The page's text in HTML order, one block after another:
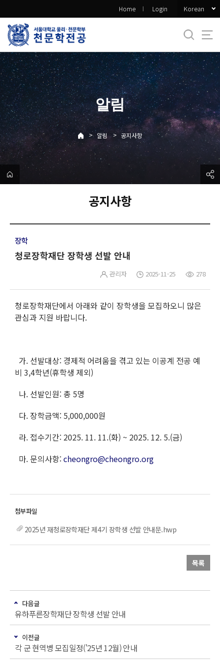
로
메
뉴
Home Login Korean
알림
> 알림 > 공지사항
공지사항
장학
청로장학재단 장학생 선발 안내
관리자 2025-11-25 278
청로장학재단에서 아래와 같이 장학생을 모집하오니 많은
관심과 지원 바랍니다.
가. 선발대상: 경제적 어려움을 겪고 있는 이공계 전공 예
비 3,4학년(휴학생 제외)
나. 선발인원: 총 5명
다. 장학금액: 5,000,000원
라. 접수기간: 2025. 11. 11.(화) ~ 2025. 12. 5.(금)
마. 문의사항:cheongro@cheongro.org
2025년 재청로장학재단 제4기 장학생 선발 안내문.hwp
목록
다음글
유하푸른장학재단 장학생 선발 안내
이전글
각 군 현역병 모집일정('25년 12월) 안내